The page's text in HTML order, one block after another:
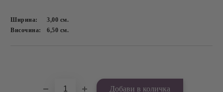
Ширина: 3,00 см.
Височина:
6,50 см.